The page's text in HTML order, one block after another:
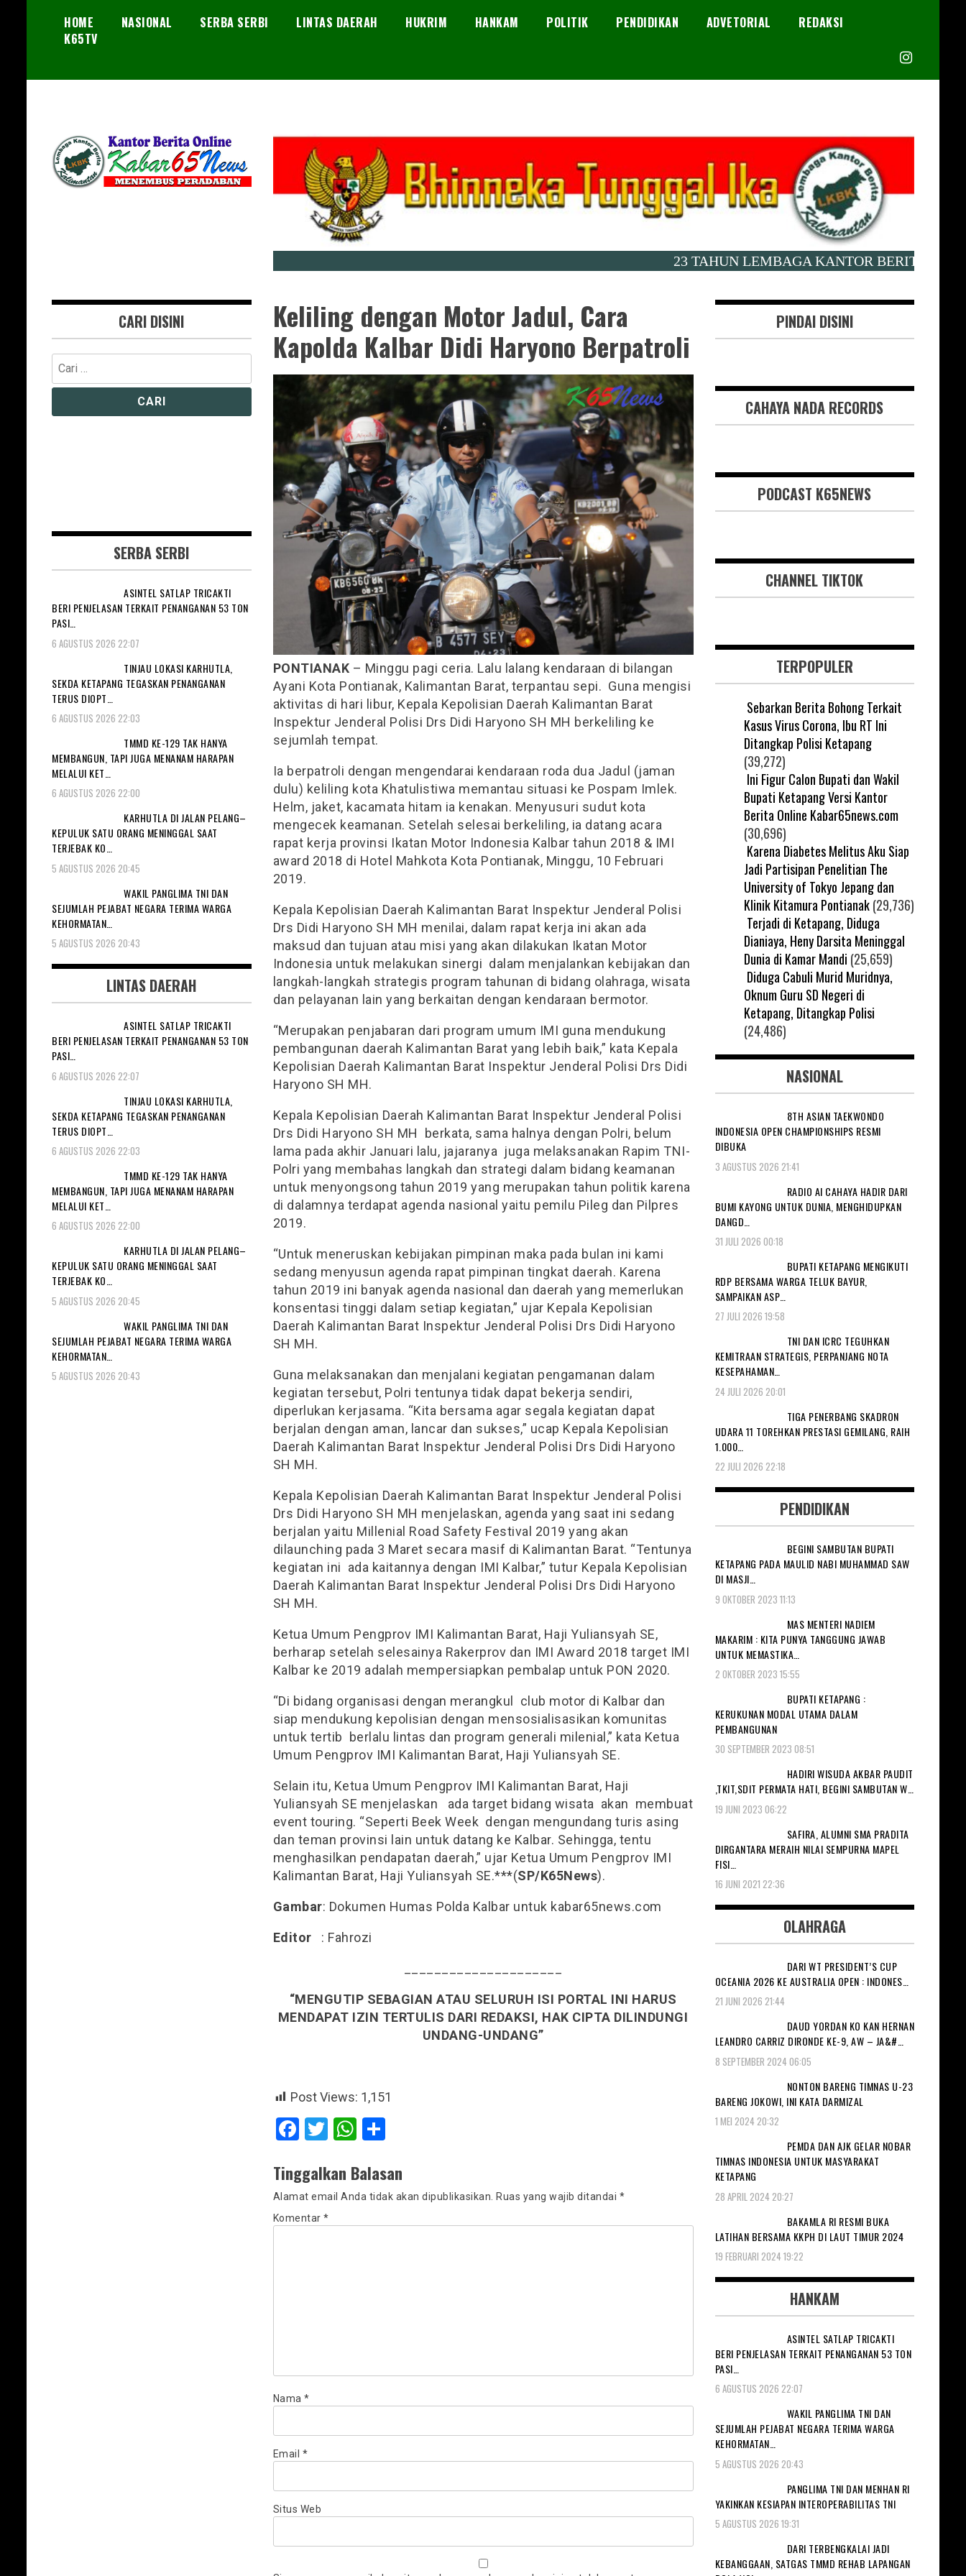
HOME NASIONAL SERBA SERBI LINTAS DAERAH HUKRIM HANKAM POLITIK PENDIDIKAN ADVETORIAL
REDAKSI
K65TV
23 TAHUN LEMBAGA KANTOR BERITA
Keliling dengan Motor Jadul, Cara
Kapolda Kalbar Didi Haryono Berpatroli
PONTIANAK – Minggu pagi ceria. Lalu lalang kendaraan di bilangan
Ayani Kota Pontianak, Kalimantan Barat, terpantau sepi. Guna mengisi
aktivitas di hari libur, Kepala Kepolisian Daerah Kalimantan Barat
Inspektur Jenderal Polisi Drs Didi Haryono SH MH berkeliling ke
sejumlah tempat.
Ia berpatroli dengan mengendarai kendaraan roda dua Jadul (jaman
dulu) keliling kota Khatulistiwa memantau situasi ke Pospam Imlek.
Helm, jaket, kacamata hitam ia kenakan. Menyusuri sudut kota
mengecek keamanan. Setelah selesai berkeliling, ia datang acara
rapat kerja provinsi Ikatan Motor Indonesia Kalbar tahun 2018 & IMI
award 2018 di Hotel Mahkota Kota Pontianak, Minggu, 10 Februari
2019.
Kepala Kepolisian Daerah Kalimantan Barat Inspektur Jenderal Polisi
Drs Didi Haryono SH MH menilai, dalam rapat kerja ini akan ada
maksud dan tujuan atau misi yang akan dilakukan Ikatan Motor
Indonesia untuk melakukan sinergi dalam menjalankan kebijakan dan
langkah-langkah strategis program tahunan di bidang olahraga, wisata
dan pelayanan lain yang berkaitan dengan kendaraan bermotor.
“Merupakan penjabaran dari program umum IMI guna mendukung
pembangunan daerah Kalimantan Barat yang lebih baik,” kata Kepala
Kepolisian Daerah Kalimantan Barat Inspektur Jenderal Polisi Drs Didi
Haryono SH MH.
Kepala Kepolisian Daerah Kalimantan Barat Inspektur Jenderal Polisi
Drs Didi Haryono SH MH berkata, sama halnya dengan Polri, belum
lama pada akhir Januari lalu, jajaranya juga melaksanakan Rapim TNI-
Polri yang membahas langkah dan strategi dalam bidang keamanan
untuk menyongsong tahun 2019 yang merupakan tahun politik karena
di dalamnya terdapat agenda nasional yaitu pemilu Pileg dan Pilpres
2019.
“Untuk meneruskan kebijakan pimpinan maka pada bulan ini kami
sedang menyusun agenda rapat pimpinan tingkat daerah. Karena
tahun 2019 ini banyak agenda nasional dan daerah yang memerlukan
konsentasi tinggi dalam setiap kegiatan,” ujar Kepala Kepolisian
Daerah Kalimantan Barat Inspektur Jenderal Polisi Drs Didi Haryono
SH MH.
Guna melaksanakan dan menjalani kegiatan pengamanan dalam
kegiatan tersebut, Polri tentunya tidak dapat bekerja sendiri,
diperlukan kerjasama. “Kita bersama agar segala kegiatan dapat
berjalan dengan aman, lancar dan sukses,” ucap Kepala Kepolisian
Daerah Kalimantan Barat Inspektur Jenderal Polisi Drs Didi Haryono
SH MH.
Kepala Kepolisian Daerah Kalimantan Barat Inspektur Jenderal Polisi
Drs Didi Haryono SH MH menjelaskan, agenda yang saat ini sedang
berjalan yaitu Millenial Road Safety Festival 2019 yang akan
dilaunching pada 3 Maret secara masif di Kalimantan Barat. “Tentunya
kegiatan ini ada kaitannya dengan IMI Kalbar,” tutur Kepala Kepolisian
Daerah Kalimantan Barat Inspektur Jenderal Polisi Drs Didi Haryono
SH MH.
Ketua Umum Pengprov IMI Kalimantan Barat, Haji Yuliansyah SE,
berharap setelah selesainya Rakerprov dan IMI Award 2018 target IMI
Kalbar ke 2019 adalah mempersiapkan pembalap untuk PON 2020.
“Di bidang organisasi dengan merangkul club motor di Kalbar dan
siap mendukung kepolisian dengan mensosialisasikan komunitas
untuk tertib berlalu lintas dan program generali milenial,” kata Ketua
Umum Pengprov IMI Kalimantan Barat, Haji Yuliansyah SE.
Selain itu, Ketua Umum Pengprov IMI Kalimantan Barat, Haji
Yuliansyah SE menjelaskan ada target bidang wisata akan membuat
event touring. “Seperti Beek Week dengan mengundang turis asing
dan teman provinsi lain untuk datang ke Kalbar. Sehingga, tentu
menghasilkan pendapatan daerah,” ujar Ketua Umum Pengprov IMI
Kalimantan Barat, Haji Yuliansyah SE.***(SP/K65News).
Gambar: Dokumen Humas Polda Kalbar untuk kabar65news.com
Editor : Fahrozi
“MENGUTIP SEBAGIAN ATAU SELURUH ISI PORTAL INI HARUS
MENDAPAT IZIN TERTULIS DARI REDAKSI, HAK CIPTA DILINDUNGI
UNDANG-UNDANG”
Post Views: 1,151
Facebook
TwitterWhatsApp
Share
Tinggalkan Balasan
Alamat email Anda tidak akan dipublikasikan. Ruas yang wajib ditandai *
Komentar *
Nama *
Email *
Situs Web
CARI DISINI
Cari
untuk:
SERBA SERBI
ASINTEL SATLAP TRICAKTI
BERI PENJELASAN TERKAIT PENANGANAN 53 TON
PASI…
6 AGUSTUS 2026 22:07
TINJAU LOKASI KARHUTLA,
SEKDA KETAPANG TEGASKAN PENANGANAN
TERUS DIOPT…
6 AGUSTUS 2026 22:03
TMMD KE-129 TAK HANYA
MEMBANGUN, TAPI JUGA MENANAM HARAPAN
MELALUI KET…
6 AGUSTUS 2026 22:00
KARHUTLA DI JALAN PELANG–
KEPULUK SATU ORANG MENINGGAL SAAT
TERJEBAK KO…
5 AGUSTUS 2026 20:45
WAKIL PANGLIMA TNI DAN
SEJUMLAH PEJABAT NEGARA TERIMA WARGA
KEHORMATAN…
5 AGUSTUS 2026 20:43
LINTAS DAERAH
ASINTEL SATLAP TRICAKTI
BERI PENJELASAN TERKAIT PENANGANAN 53 TON
PASI…
6 AGUSTUS 2026 22:07
TINJAU LOKASI KARHUTLA,
SEKDA KETAPANG TEGASKAN PENANGANAN
TERUS DIOPT…
6 AGUSTUS 2026 22:03
TMMD KE-129 TAK HANYA
MEMBANGUN, TAPI JUGA MENANAM HARAPAN
MELALUI KET…
6 AGUSTUS 2026 22:00
KARHUTLA DI JALAN PELANG–
KEPULUK SATU ORANG MENINGGAL SAAT
TERJEBAK KO…
5 AGUSTUS 2026 20:45
WAKIL PANGLIMA TNI DAN
SEJUMLAH PEJABAT NEGARA TERIMA WARGA
KEHORMATAN…
5 AGUSTUS 2026 20:43
PINDAI DISINI
CAHAYA NADA RECORDS
PODCAST K65NEWS
CHANNEL TIKTOK
TERPOPULER
Sebarkan Berita Bohong Terkait
Kasus Virus Corona, Ibu RT Ini
Ditangkap Polisi Ketapang
(39,272)
Ini Figur Calon Bupati dan Wakil
Bupati Ketapang Versi Kantor
Berita Online Kabar65news.com
(30,696)
Karena Diabetes Melitus Aku Siap
Jadi Partisipan Penelitian The
University of Tokyo Jepang dan
Klinik Kitamura Pontianak (29,736)
Terjadi di Ketapang, Diduga
Dianiaya, Heny Darsita Meninggal
Dunia di Kamar Mandi (25,659)
Diduga Cabuli Murid Muridnya,
Oknum Guru SD Negeri di
Ketapang, Ditangkap Polisi
(24,486)
NASIONAL
8TH ASIAN TAEKWONDO
INDONESIA OPEN CHAMPIONSHIPS RESMI
DIBUKA
3 AGUSTUS 2026 21:41
RADIO AI CAHAYA HADIR DARI
BUMI KAYONG UNTUK DUNIA, MENGHIDUPKAN
DANGD…
31 JULI 2026 00:18
BUPATI KETAPANG MENGIKUTI
RDP BERSAMA WARGA TELUK BAYUR,
SAMPAIKAN ASP…
27 JULI 2026 19:58
TNI DAN ICRC TEGUHKAN
KEMITRAAN STRATEGIS, PERPANJANG NOTA
KESEPAHAMAN…
24 JULI 2026 20:01
TIGA PENERBANG SKADRON
UDARA 11 TOREHKAN PRESTASI GEMILANG, RAIH
1.000…
22 JULI 2026 22:18
PENDIDIKAN
BEGINI SAMBUTAN BUPATI
KETAPANG PADA MAULID NABI MUHAMMAD SAW
DI MASJI…
9 OKTOBER 2023 11:13
MAS MENTERI NADIEM
MAKARIM : KITA PUNYA TANGGUNG JAWAB
UNTUK MEMASTIKA…
2 OKTOBER 2023 15:55
BUPATI KETAPANG :
KERUKUNAN MODAL UTAMA DALAM
PEMBANGUNAN
30 SEPTEMBER 2023 08:51
HADIRI WISUDA AKBAR PAUDIT
,TKIT,SDIT PERMATA HATI, BEGINI SAMBUTAN W…
19 JUNI 2023 06:22
SAFIRA, ALUMNI SMA PRADITA
DIRGANTARA MERAIH NILAI SEMPURNA MAPEL
FISI…
16 JUNI 2021 22:36
OLAHRAGA
DARI WT PRESIDENT’S CUP
OCEANIA 2026 KE AUSTRALIA OPEN : INDONES…
21 JUNI 2026 21:44
DAUD YORDAN KO KAN HERNAN
LEANDRO CARRIZ DIRONDE KE-9, AW – JA&#…
8 SEPTEMBER 2024 06:05
NONTON BARENG TIMNAS U-23
BARENG JOKOWI, INI KATA DARMIZAL
1 MEI 2024 20:32
PEMDA DAN AJK GELAR NOBAR
TIMNAS INDONESIA UNTUK MASYARAKAT
KETAPANG
28 APRIL 2024 20:27
BAKAMLA RI RESMI BUKA
LATIHAN BERSAMA KKPH DI LAUT TIMUR 2024
19 FEBRUARI 2024 19:22
HANKAM
ASINTEL SATLAP TRICAKTI
BERI PENJELASAN TERKAIT PENANGANAN 53 TON
PASI…
6 AGUSTUS 2026 22:07
WAKIL PANGLIMA TNI DAN
SEJUMLAH PEJABAT NEGARA TERIMA WARGA
KEHORMATAN…
5 AGUSTUS 2026 20:43
PANGLIMA TNI DAN MENHAN RI
YAKINKAN KESIAPAN INTEROPERABILITAS TNI
5 AGUSTUS 2026 19:31
DARI TERBENGKALAI JADI
KEBANGGAAN, SATGAS TMMD REHAB LAPANGAN